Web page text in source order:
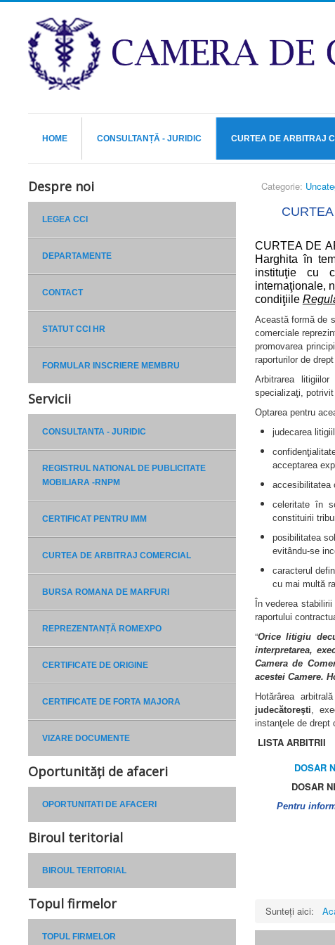
HOME CONSULTANȚĂ - JURIDIC CURTEA DE ARBITRAJ
Despre noi
LEGEA CCI
DEPARTAMENTE
CONTACT
STATUT CCI HR
FORMULAR INSCRIERE MEMBRU
Servicii
CONSULTANTA - JURIDIC
REGISTRUL NATIONAL DE PUBLICITATE
MOBILIARA -RNPM
CERTIFICAT PENTRU IMM
CURTEA DE ARBITRAJ COMERCIAL
BURSA ROMANA DE MARFURI
REPREZENTANȚĂ ROMEXPO
CERTIFICATE DE ORIGINE
CERTIFICATE DE FORTA MAJORA
VIZARE DOCUMENTE
Oportunități de afaceri
OPORTUNITATI DE AFACERI
Biroul teritorial
BIROUL TERITORIAL
Topul firmelor
TOPUL FIRMELOR
Categorie:
CURTEA DE
Harghita în
instituţie cu
internaţionale,
condiţiile
Această formă de
comerciale
promovarea
raporturilor de
Arbitrarea
specializaţi,
Optarea pentru
judecarea
acceptarea
accesibilitatea
celeritate în
constituirii
posibilitatea
evitându-se
caracterul
cu mai multă
În vederea
raportului
“Orice litigiu
interpretarea,
Camera de
acestei Camere.
Hotărârea
judecătoreşti,
instanţele de drept
LISTA ARBITRII
DOSAR
DOSAR
Pentru
Sunteți aici: